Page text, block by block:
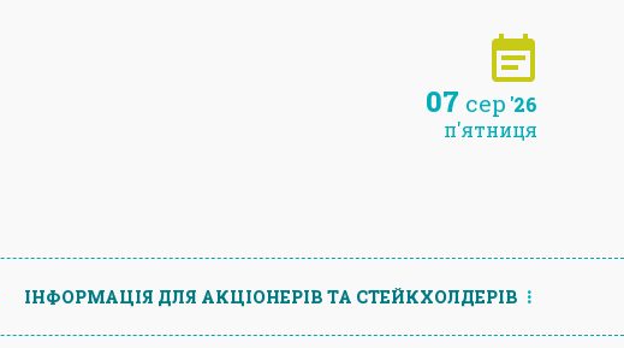
07 сер '26
п'ятниця
ІНФОРМАЦIЯ ДЛЯ АКЦIОНЕРIВ ТА СТЕЙКХОЛДЕРIВ